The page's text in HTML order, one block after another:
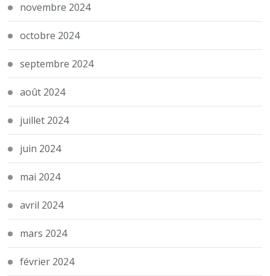
novembre 2024
octobre 2024
septembre 2024
août 2024
juillet 2024
juin 2024
mai 2024
avril 2024
mars 2024
février 2024